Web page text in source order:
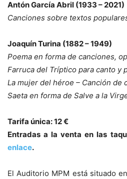
Antón García Abril (1933 – 2021)
Canciones sobre textos
Joaquín Turina (1882 – 1949)
Poema en forma de canciones,
Farruca del Tríptico para canto y
La mujer del héroe – Canción de
Saeta en forma de Salve a la
Tarifa única: 12 €
Entradas a la venta en las
enlace.
El Auditorio MPM está situado